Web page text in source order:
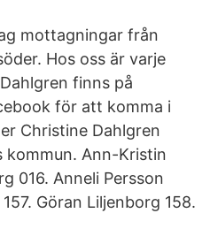
mottagningar från
Hos oss är varje
finns på
för att komma i
Christine Dahlgren
kommun. Ann-Kristin
016. Anneli Persson
Göran Liljenborg 158.